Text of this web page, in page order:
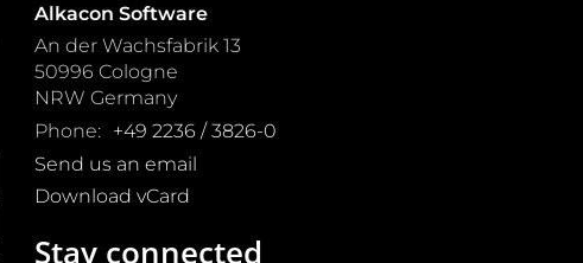
Alkacon Software
An der Wachsfabrik 13
50996 Cologne
NRW Germany
Phone: +49 2236 / 3826-0
Send us an email
Download vCard
Stay connected